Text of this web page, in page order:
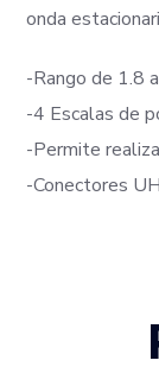
onda
-Rango de 1.8
-4 Escalas de
-Permite
-Conectores